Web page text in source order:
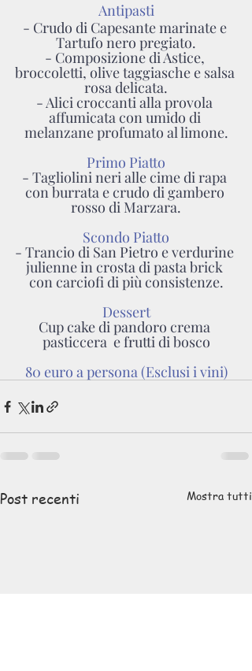
Antipasti
- Crudo di Capesante marinate e
Tartufo nero pregiato.
- Composizione di Astice,
broccoletti, olive taggiasche e salsa
rosa delicata.
- Alici croccanti alla provola
affumicata con umido di
melanzane profumato al limone.
Primo Piatto
- Tagliolini neri alle cime di rapa
con burrata e crudo di gambero
rosso di Marzara.
Scondo Piatto
- Trancio di San Pietro e verdurine
julienne in crosta di pasta brick
con carciofi di più consistenze.
Dessert
Cup cake di pandoro crema
pasticcera  e frutti di bosco
80 euro a persona (Esclusi i vini)
Post recenti Mostra tutti